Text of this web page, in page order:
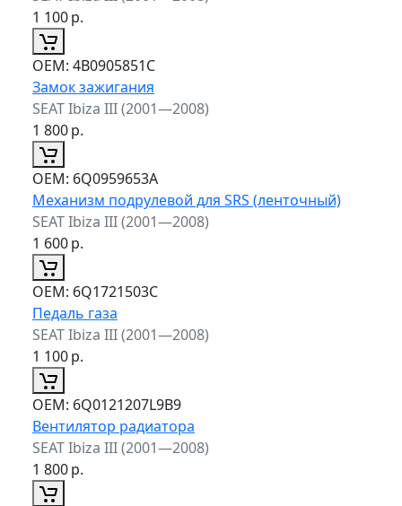
1 100р.
ОЕМ: 4B0905851C
Замок зажигания
SEAT Ibiza III (2001—2008)
1 800р.
ОЕМ: 6Q0959653A
Механизм подрулевой для SRS (ленточный)
SEAT Ibiza III (2001—2008)
1 600р.
ОЕМ: 6Q1721503C
Педаль газа
SEAT Ibiza III (2001—2008)
1 100р.
ОЕМ: 6Q0121207L9B9
Вентилятор радиатора
SEAT Ibiza III (2001—2008)
1 800р.